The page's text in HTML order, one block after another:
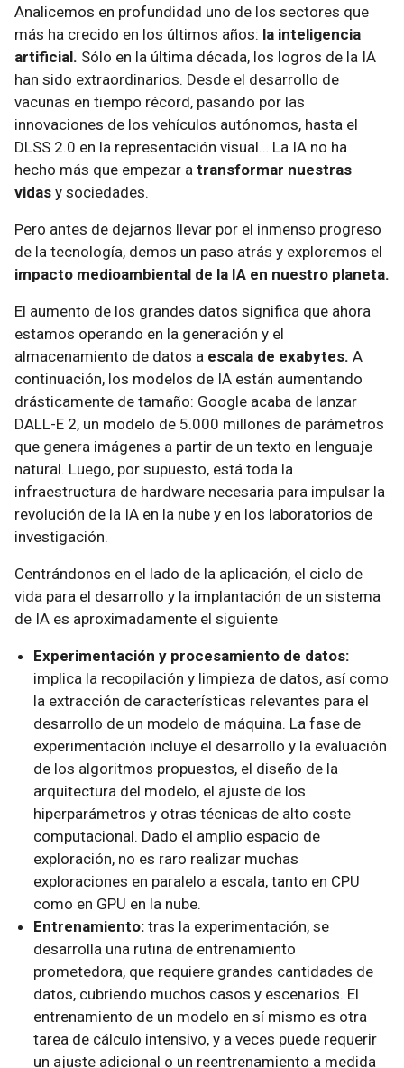
Analicemos en profundidad uno de los sectores que
más ha crecido en los últimos años: la inteligencia
artificial. Sólo en la última década, los logros de la IA
han sido extraordinarios. Desde el desarrollo de
vacunas en tiempo récord, pasando por las
innovaciones de los vehículos autónomos, hasta el
DLSS 2.0 en la representación visual… La IA no ha
hecho más que empezar a transformar nuestras
vidas y sociedades.
Pero antes de dejarnos llevar por el inmenso progreso
de la tecnología, demos un paso atrás y exploremos el
impacto medioambiental de la IA en nuestro planeta.
El aumento de los grandes datos significa que ahora
estamos operando en la generación y el
almacenamiento de datos a escala de exabytes. A
continuación, los modelos de IA están aumentando
drásticamente de tamaño: Google acaba de lanzar
DALL-E 2, un modelo de 5.000 millones de parámetros
que genera imágenes a partir de un texto en lenguaje
natural. Luego, por supuesto, está toda la
infraestructura de hardware necesaria para impulsar la
revolución de la IA en la nube y en los laboratorios de
investigación.
Centrándonos en el lado de la aplicación, el ciclo de
vida para el desarrollo y la implantación de un sistema
de IA es aproximadamente el siguiente
Experimentación y procesamiento de datos:
implica la recopilación y limpieza de datos, así como
la extracción de características relevantes para el
desarrollo de un modelo de máquina. La fase de
experimentación incluye el desarrollo y la evaluación
de los algoritmos propuestos, el diseño de la
arquitectura del modelo, el ajuste de los
hiperparámetros y otras técnicas de alto coste
computacional. Dado el amplio espacio de
exploración, no es raro realizar muchas
exploraciones en paralelo a escala, tanto en CPU
como en GPU en la nube.
Entrenamiento: tras la experimentación, se
desarrolla una rutina de entrenamiento
prometedora, que requiere grandes cantidades de
datos, cubriendo muchos casos y escenarios. El
entrenamiento de un modelo en sí mismo es otra
tarea de cálculo intensivo, y a veces puede requerir
un ajuste adicional o un reentrenamiento a medida